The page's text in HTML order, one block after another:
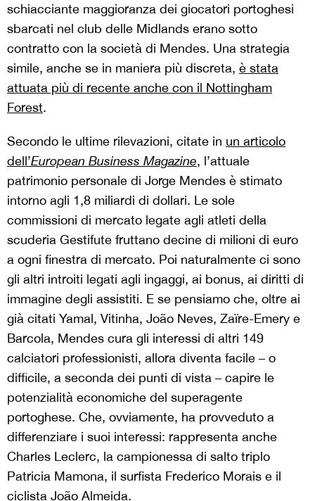
schiacciante maggioranza dei giocatori portoghesi
sbarcati nel club delle Midlands erano sotto
contratto con la società di Mendes. Una strategia
simile, anche se in maniera più discreta, è stata
attuata più di recente anche con il Nottingham
Forest.
Secondo le ultime rilevazioni, citate in un articolo
dell’European Business Magazine, l’attuale
patrimonio personale di Jorge Mendes è stimato
intorno agli 1,8 miliardi di dollari. Le sole
commissioni di mercato legate agli atleti della
scuderia Gestifute fruttano decine di milioni di euro
a ogni finestra di mercato. Poi naturalmente ci sono
gli altri introiti legati agli ingaggi, ai bonus, ai diritti di
immagine degli assistiti. E se pensiamo che, oltre ai
già citati Yamal, Vitinha, João Neves, Zaïre-Emery e
Barcola, Mendes cura gli interessi di altri 149
calciatori professionisti, allora diventa facile – o
difficile, a seconda dei punti di vista – capire le
potenzialità economiche del superagente
portoghese. Che, ovviamente, ha provveduto a
differenziare i suoi interessi: rappresenta anche
Charles Leclerc, la campionessa di salto triplo
Patricia Mamona, il surfista Frederico Morais e il
ciclista João Almeida.